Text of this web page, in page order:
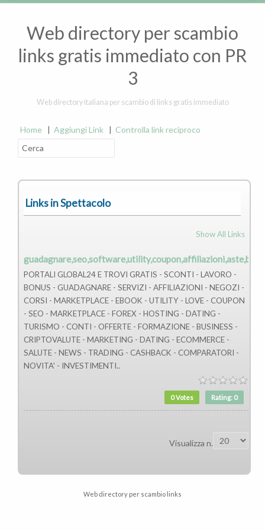
Web directory per scambio
links gratis immediato con PR
3
Web directory italiana per scambio di links gratis immediato
Home | Aggiungi Link | Controlla link reciproco
Links in Spettacolo
Show All Links
PORTALI GLOBAL24 E TROVI GRATIS - SCONTI - LAVORO -
BONUS - GUADAGNARE - SERVIZI - AFFILIAZIONI - NEGOZI -
CORSI - MARKETPLACE - EBOOK - UTILITY - LOVE - COUPON
- SEO - MARKETPLACE - FOREX - HOSTING - DATING -
TURISMO - CONTI - OFFERTE - FORMAZIONE - BUSINESS -
CRIPTOVALUTE - MARKETING - DATING - ECOMMERCE -
SALUTE - NEWS - TRADING - CASHBACK - COMPARATORI -
NOVITA' - INVESTIMENTI..
0 Votes Rating: 0
Visualizza n.
Web directory per scambio links